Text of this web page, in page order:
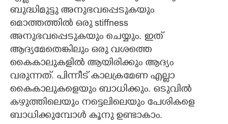
ബുദ്ധിമുട്ടു അനുഭവപ്പെടുകയും
മൊത്തത്തില്‍ ഒരു stiffness
അനുഭവപ്പെടുകയും ചെയ്യും. ഇത്
ആദ്യമേതെങ്കിലും ഒരു വശത്തെ
കൈകാലുകളില്‍ ആയിരിക്കും ആദ്യം
വരുന്നത്. പിന്നീട് കാലക്രമേണ എല്ലാ
കൈകാലുകളെയും ബാധിക്കും. ഒടുവില്‍
കഴുത്തിലെയും നട്ടെലിലെയും പേശികളെ
ബാധിക്കുമ്പോള്‍ കൂനു ഉണ്ടാകാം.